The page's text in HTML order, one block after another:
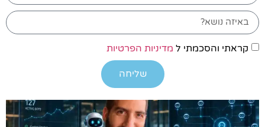
קראתי והסכמתי ל מדיניות הפרטיות
שליחה